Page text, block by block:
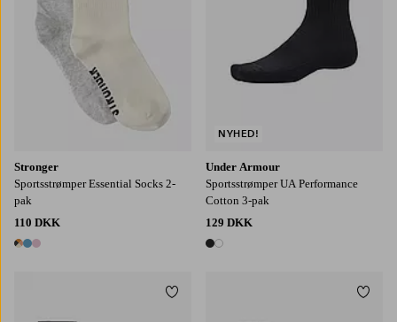
Stronger
Sportsstrømper Essential Socks 2-
pak
110 DKK
3 farver
Under Armour
Sportsstrømper UA Performance
Cotton 3-pak
129 DKK
2 farver
NYHED!
Tilføj til favoritter